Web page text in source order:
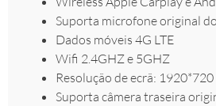
Suporta microfone original
Dados móveis 4G LTE
Wifi 2.4GHZ e 5GHZ
Resolução de ecrã: 1920*720
Suporta câmera traseira